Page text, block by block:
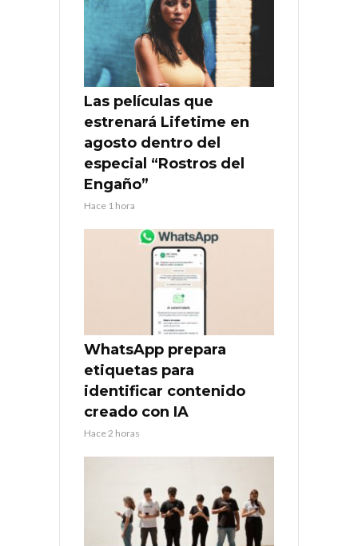
Las películas que
estrenará Lifetime en
agosto dentro del
especial “Rostros del
Engaño”
Hace 1 hora
WhatsApp prepara
etiquetas para
identificar contenido
creado con IA
Hace 2 horas